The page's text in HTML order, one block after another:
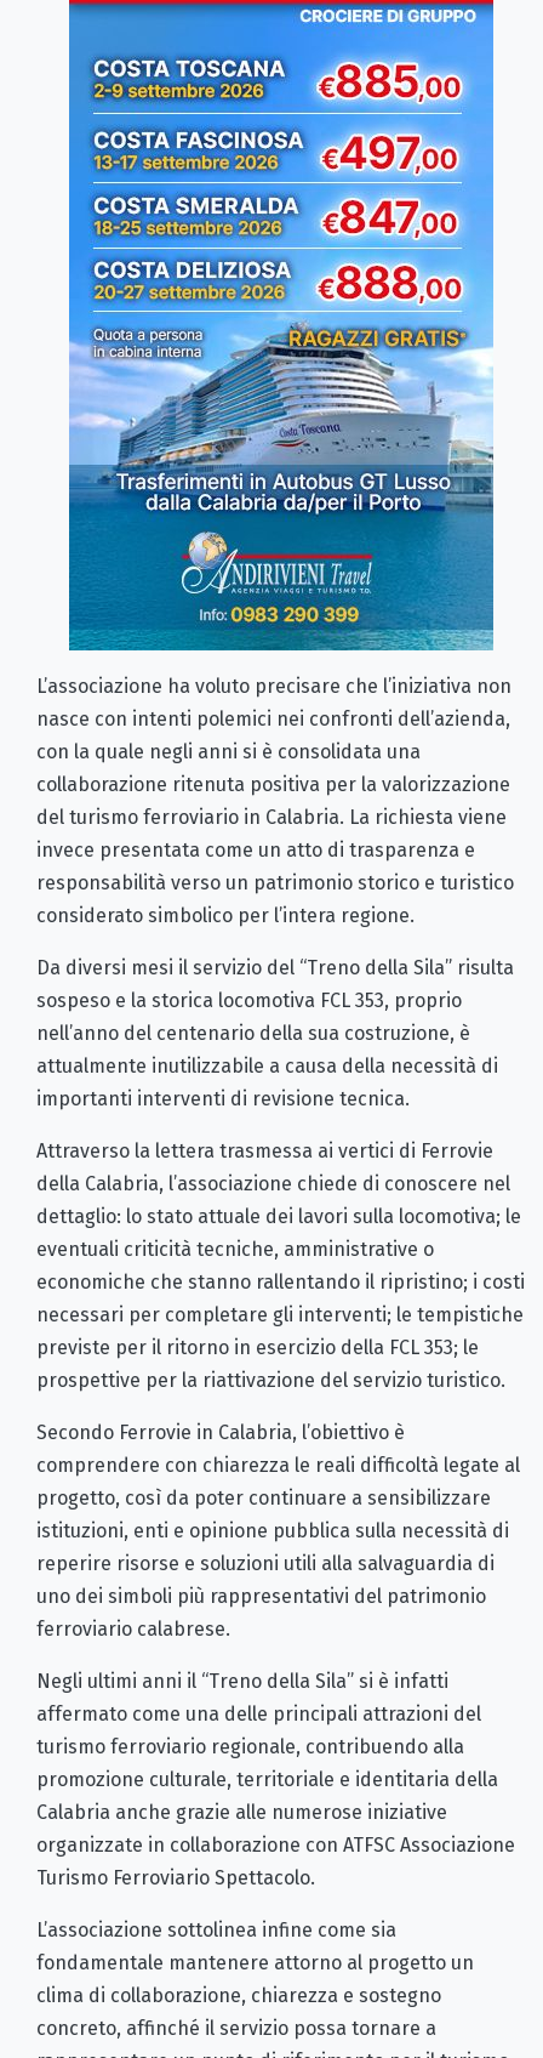
L’associazione ha voluto precisare che l’iniziativa non
nasce con intenti polemici nei confronti dell’azienda,
con la quale negli anni si è consolidata una
collaborazione ritenuta positiva per la valorizzazione
del turismo ferroviario in Calabria. La richiesta viene
invece presentata come un atto di trasparenza e
responsabilità verso un patrimonio storico e turistico
considerato simbolico per l’intera regione.
Da diversi mesi il servizio del “Treno della Sila” risulta
sospeso e la storica locomotiva FCL 353, proprio
nell’anno del centenario della sua costruzione, è
attualmente inutilizzabile a causa della necessità di
importanti interventi di revisione tecnica.
Attraverso la lettera trasmessa ai vertici di Ferrovie
della Calabria, l’associazione chiede di conoscere nel
dettaglio: lo stato attuale dei lavori sulla locomotiva; le
eventuali criticità tecniche, amministrative o
economiche che stanno rallentando il ripristino; i costi
necessari per completare gli interventi; le tempistiche
previste per il ritorno in esercizio della FCL 353; le
prospettive per la riattivazione del servizio turistico.
Secondo Ferrovie in Calabria, l’obiettivo è
comprendere con chiarezza le reali difficoltà legate al
progetto, così da poter continuare a sensibilizzare
istituzioni, enti e opinione pubblica sulla necessità di
reperire risorse e soluzioni utili alla salvaguardia di
uno dei simboli più rappresentativi del patrimonio
ferroviario calabrese.
Negli ultimi anni il “Treno della Sila” si è infatti
affermato come una delle principali attrazioni del
turismo ferroviario regionale, contribuendo alla
promozione culturale, territoriale e identitaria della
Calabria anche grazie alle numerose iniziative
organizzate in collaborazione con ATFSC Associazione
Turismo Ferroviario Spettacolo.
L’associazione sottolinea infine come sia
fondamentale mantenere attorno al progetto un
clima di collaborazione, chiarezza e sostegno
concreto, affinché il servizio possa tornare a